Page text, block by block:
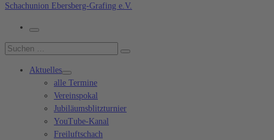
Schachunion Ebersberg-Grafing e.V.
Menü
Suche
Suchen …
Aktuelles
alle Termine
Vereinspokal
Jubiläumsblitzturnier
YouTube-Kanal
Freiluftschach